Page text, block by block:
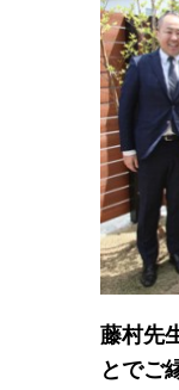
藤村先
とでご